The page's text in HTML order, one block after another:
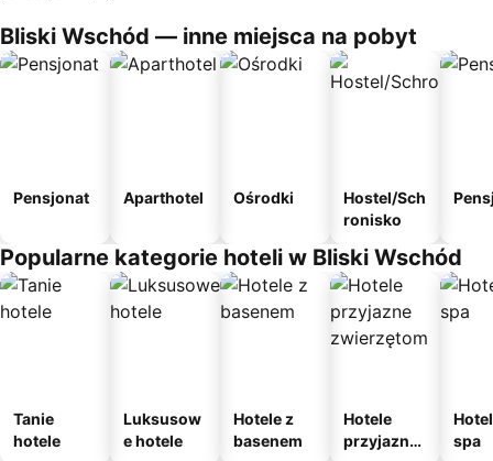
Bliski Wschód — inne miejsca na pobyt
Pensjonat Aparthotel Ośrodki
Hostel/Sch
ronisko
Popularne kategorie hoteli w Bliski Wschód
Tanie
hotele
Luksusow
e hotele
Hotele z
basenem
Hotele
przyjazne
spa